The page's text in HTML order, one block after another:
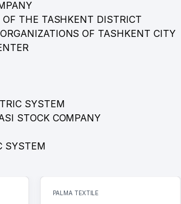
OF THE TASHKENT DISTRICT
OF TASHKENT CITY
SYSTEM
STOCK COMPANY
SYSTEM
PALMA TEXTILE